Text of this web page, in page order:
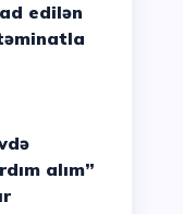
alım”